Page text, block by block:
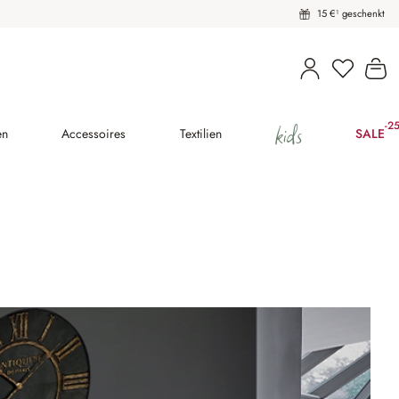
15 €¹ geschenkt
Du hast
Accessoires Textilien kids SALE-